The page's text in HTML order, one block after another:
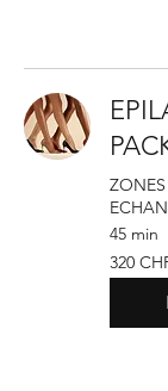
45 min
320
francs
suisses
320